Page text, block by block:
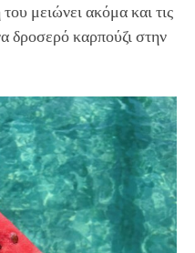
μειώνει ακόμα και τις
δροσερό καρπούζι στην